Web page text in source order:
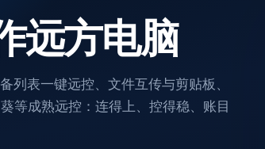
远方电脑
列表一键远控、文件互传与剪贴板、
等成熟远控：连得上、控得稳、账目